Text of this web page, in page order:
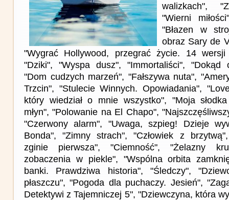
walizkach",
"Wierni
"Błazen w
obraz Sary de
"Wygrać Hollywood, przegrać życie. 14
"Dziki", "Wyspa dusz", "Immortaliści", "Dokąd
"Dom cudzych marzeń", "Fałszywa nuta",
Trzcin", "Stulecie Winnych. Opowiadania",
który wiedział o mnie wszystko", "Moja
młyn", "Polowanie na El Chapo",
"Czerwony alarm", "Uwaga, szpieg! Dzieje
Bonda", "Zimny strach", "Człowiek z
zginie pierwsza", "Ciemność", "Żelazny
zobaczenia w piekle", "Wspólna orbita
banki. Prawdziwa historia", "Śledczy",
płaszczu", "Pogoda dla puchaczy. Jesień",
Detektywi z Tajemniczej 5", "Dziewczyna, która